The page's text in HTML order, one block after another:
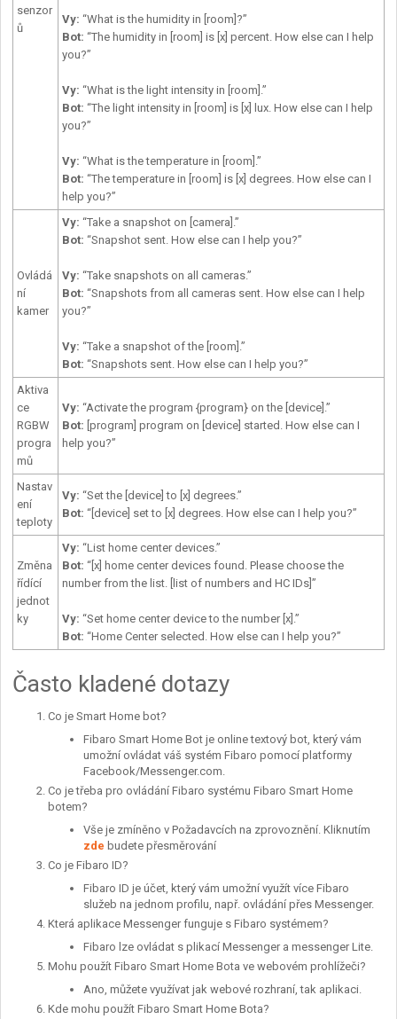
senzor
ů
Vy: “What is the humidity in [room]?”
Bot: “The humidity in [room] is [x] percent. How else can I help
you?”
Vy: “What is the light intensity in [room].”
Bot: “The light intensity in [room] is [x] lux. How else can I help
you?”
Vy: “What is the temperature in [room].”
Bot: “The temperature in [room] is [x] degrees. How else can I
help you?”
Ovládá
ní
kamer
Vy: “Take a snapshot on [camera].”
Bot: “Snapshot sent. How else can I help you?”
Vy: “Take snapshots on all cameras.”
Bot: “Snapshots from all cameras sent. How else can I help
you?”
Vy: “Take a snapshot of the [room].”
Bot: “Snapshots sent. How else can I help you?”
Aktiva
ce
RGBW
progra
mů
Vy: “Activate the program {program} on the [device].”
Bot: [program] program on [device] started. How else can I
help you?”
Nastav
ení
teploty
Vy: “Set the [device] to [x] degrees.”
Bot: “[device] set to [x] degrees. How else can I help you?”
Změna
řídící
jednot
ky
Vy: “List home center devices.”
Bot: “[x] home center devices found. Please choose the
number from the list. [list of numbers and HC IDs]”
Vy: “Set home center device to the number [x].”
Bot: “Home Center selected. How else can I help you?”
Často kladené dotazy
Co je Smart Home bot?
Fibaro Smart Home Bot je online textový bot, který vám
umožní ovládat váš systém Fibaro pomocí platformy
Facebook/Messenger.com.
Co je třeba pro ovládání Fibaro systému Fibaro Smart Home
botem?
Vše je zmíněno v Požadavcích na zprovoznění. Kliknutím
zde budete přesměrování
Co je Fibaro ID?
Fibaro ID je účet, který vám umožní využít více Fibaro
služeb na jednom profilu, např. ovládání přes Messenger.
Která aplikace Messenger funguje s Fibaro systémem?
Fibaro lze ovládat s plikací Messenger a messenger Lite.
Mohu použít Fibaro Smart Home Bota ve webovém prohlížeči?
Ano, můžete využívat jak webové rozhraní, tak aplikaci.
Kde mohu použít Fibaro Smart Home Bota?